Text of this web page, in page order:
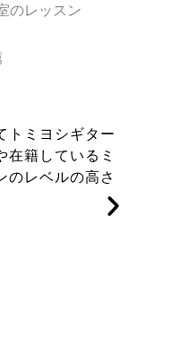
のレッスン
トミヨシギター
在籍しているミ
のレベルの高さ